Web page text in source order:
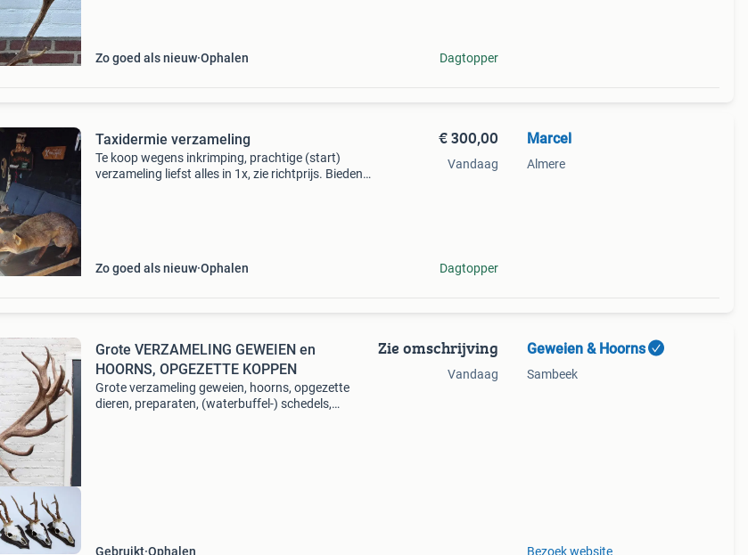
Zo goed als nieuw Ophalen Dagtopper
Taxidermie verzameling
Te koop wegens inkrimping, prachtige (start)
verzameling liefst alles in 1x, zie richtprijs. Bieden
Zo goed als nieuw Ophalen
€ 300,00
Vandaag
Dagtopper
Marcel
Almere
Grote VERZAMELING GEWEIEN en
HOORNS, OPGEZETTE KOPPEN
Grote verzameling geweien, hoorns, opgezette
dieren, preparaten, (waterbuffel-) schedels,
Gebruikt Ophalen
Zie omschrijving
Vandaag
Geweien & Hoorns
Sambeek
Bezoek website